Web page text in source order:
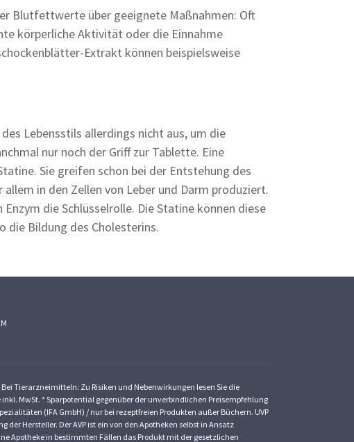
Blutfettwerte über geeignete Maßnahmen: Oft
körperliche Aktivität oder die Einnahme
Extrakt können beispielsweise
Lebensstils allerdings nicht aus, um die
nur noch der Griff zur Tablette. Eine
Sie greifen schon bei der Entstehung des
in den Zellen von Leber und Darm produziert.
die Schlüsselrolle. Die Statine können diese
die Bildung des Cholesterins.
Tierarzneimitteln: Zu Risiken und Nebenwirkungen lesen Sie die
MwSt. * Sparpotential gegenüber der unverbindlichen Preisempfehlung
(IFA GmbH) / nur bei rezeptfreien Produkten außer Büchern. UVP
der Hersteller. Der AVP ist ein von den Apotheken selbst in Ansatz
Apotheke in bestimmten Fällen das Produkt mit der gesetzlichen